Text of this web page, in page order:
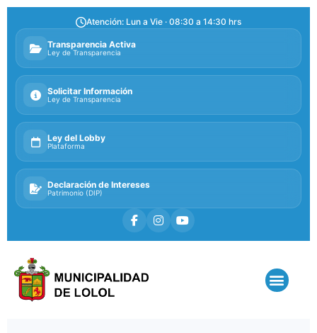
Atención: Lun a Vie · 08:30 a 14:30 hrs
Transparencia Activa
Ley de Transparencia
Solicitar Información
Ley de Transparencia
Ley del Lobby
Plataforma
Declaración de Intereses
Patrimonio (DIP)